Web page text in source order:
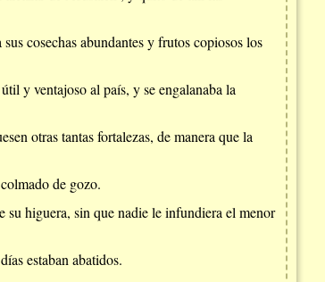
cosechas abundantes y frutos copiosos los
y ventajoso al país, y se engalanaba la
otras tantas fortalezas, de manera que la
de gozo.
su higuera, sin que nadie le infundiera el menor
estaban abatidos.